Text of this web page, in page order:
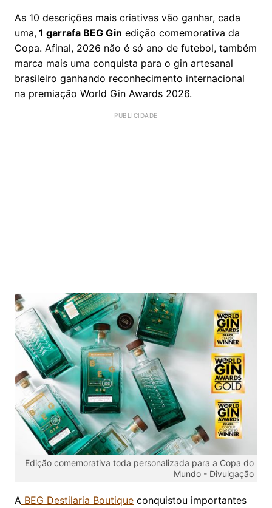
As 10 descrições mais criativas vão ganhar, cada
uma, 1 garrafa BEG Gin edição comemorativa da
Copa. Afinal, 2026 não é só ano de futebol, também
marca mais uma conquista para o gin artesanal
brasileiro ganhando reconhecimento internacional
na premiação World Gin Awards 2026.
Edição comemorativa toda personalizada para a Copa do
Mundo - Divulgação
A BEG Destilaria Boutique conquistou importantes